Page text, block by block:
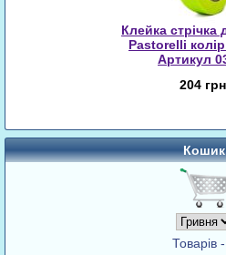
Клейка стрічка
Pastorelli
Артикул
204
Кошик
Товарів